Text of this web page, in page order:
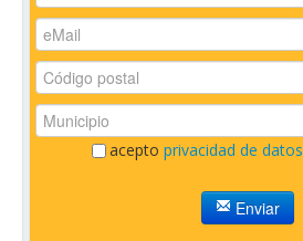
acepto privacidad de datos
Enviar